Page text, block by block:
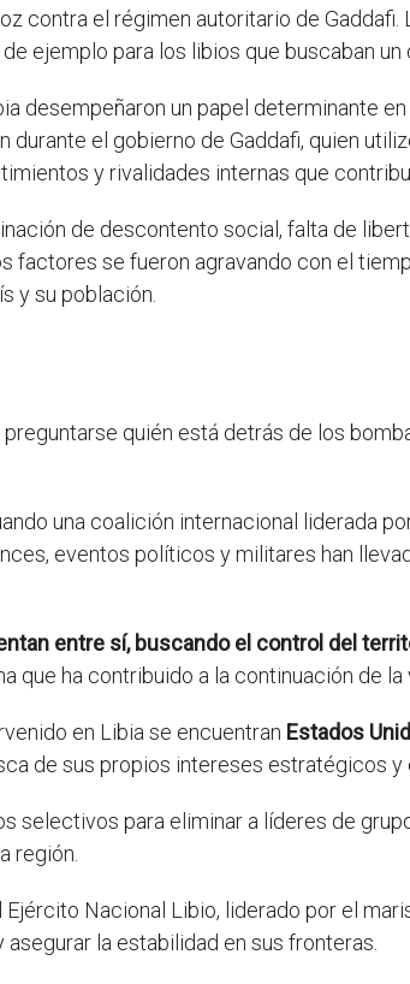
contra el régimen autoritario de
ejemplo para los libios que buscaban un
desempeñaron un papel determinante
el gobierno de Gaddafi, quien
y rivalidades internas que
de descontento social, falta de
factores se fueron agravando con el
y su población.
quién está detrás de los
una coalición internacional liderada
eventos políticos y militares han
entre sí, buscando el control del
que ha contribuido a la continuación de la
en Libia se encuentran Estados
de sus propios intereses estratégicos y
selectivos para eliminar a líderes de
región.
Nacional Libio, liderado por el
la estabilidad en sus fronteras.